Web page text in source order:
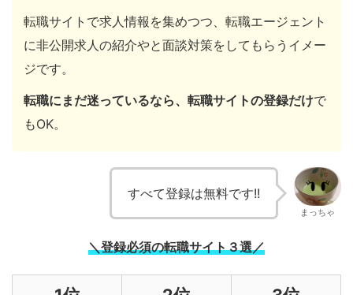
転職サイトで求人情報を集めつつ、転職エージェント
に非公開求人の紹介やと面談対策をしてもらうイメー
ジです。
転職にまだ迷っているなら、転職サイトの登録だけで
もOK。
すべて登録は無料です!!
まっちゃ
＼登録必須の転職サイト３選／